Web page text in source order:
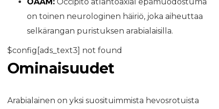
on toinen neurologinen häiriö, joka aiheuttaa
selkärangan puristuksen arabialaisilla.
$config[ads_text3] not found
Ominaisuudet
Arabialainen on yksi suosituimmista hevosrotuista